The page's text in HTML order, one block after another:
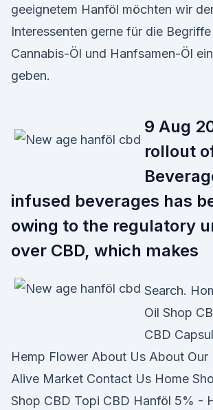
geeignetem Hanföl möchten wir
Interessenten gerne für die
Cannabis-Öl und Hanfsamen-Öl
geben.
9 Aug
rollout
infused beverages has
owing to the regulatory
over CBD, which makes
Search.
Oil Shop
CBD
Hemp Flower About Us About Our
Alive Market Contact Us Home
Shop CBD Topi CBD Hanföl 5% -